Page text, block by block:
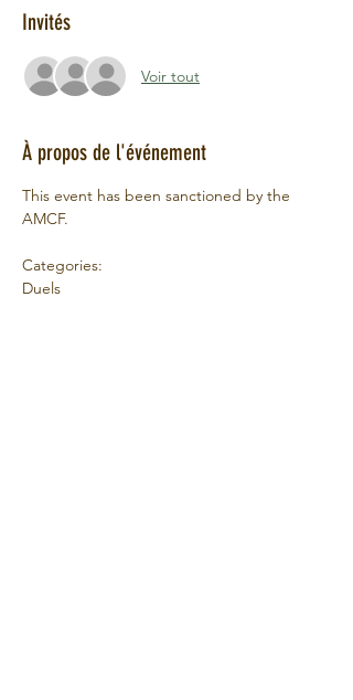
Invités
Voir tout
À propos de l'événement
This event has been sanctioned by the
AMCF.
Categories:
Duels